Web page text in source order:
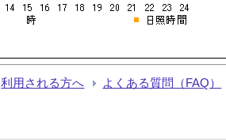
利用される方へ よくある質問（FAQ）